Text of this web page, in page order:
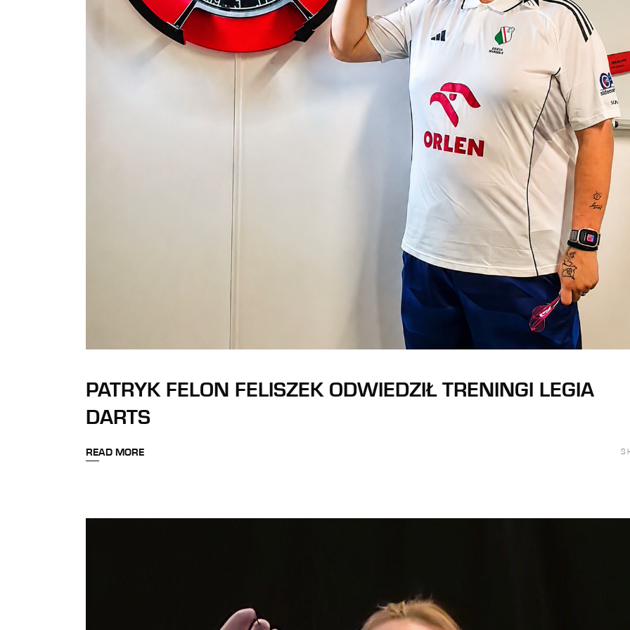
PATRYK FELON FELISZEK ODWIEDZIŁ TRENINGI LEGIA
DARTS
READ MORE